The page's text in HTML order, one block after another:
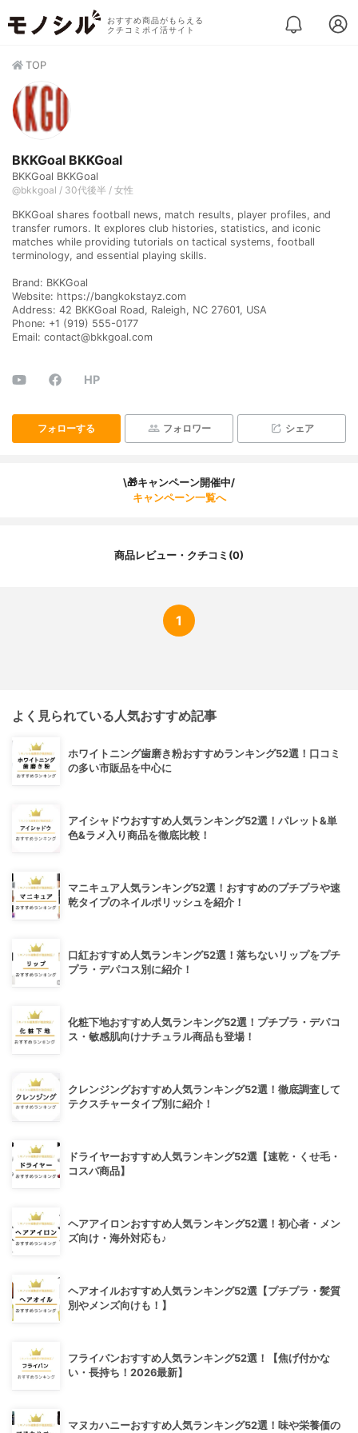
おすすめ商品がもらえる
クチコミポイ活サイト
TOP
BKKGoal BKKGoal
BKKGoal BKKGoal
@bkkgoal / 30代後半 / 女性
BKKGoal shares football news, match results, player profiles, and
transfer rumors. It explores club histories, statistics, and iconic
matches while providing tutorials on tactical systems, football
terminology, and essential playing skills.
Brand: BKKGoal
Website: https://bangkokstayz.com
Address: 42 BKKGoal Road, Raleigh, NC 27601, USA
Phone: +1 (919) 555-0177
Email: contact@bkkgoal.com
HP
フォローする フォロワー シェア
\🎁キャンペーン開催中/
キャンペーン一覧へ
商品レビュー・クチコミ(0)
1
よく見られている人気おすすめ記事
ホワイトニング歯磨き粉おすすめランキング52選！口コミ
の多い市販品を中心に
アイシャドウおすすめ人気ランキング52選！パレット&単
色&ラメ入り商品を徹底比較！
マニキュア人気ランキング52選！おすすめのプチプラや速
乾タイプのネイルポリッシュを紹介！
口紅おすすめ人気ランキング52選！落ちないリップをプチ
プラ・デパコス別に紹介！
化粧下地おすすめ人気ランキング52選！プチプラ・デパコ
ス・敏感肌向けナチュラル商品も登場！
クレンジングおすすめ人気ランキング52選！徹底調査して
テクスチャータイプ別に紹介！
ドライヤーおすすめ人気ランキング52選【速乾・くせ毛・
コスパ商品】
ヘアアイロンおすすめ人気ランキング52選！初心者・メン
ズ向け・海外対応も♪
ヘアオイルおすすめ人気ランキング52選【プチプラ・髪質
別やメンズ向けも！】
フライパンおすすめ人気ランキング52選！【焦げ付かな
い・長持ち！2026最新】
マヌカハニーおすすめ人気ランキング52選！味や栄養価の